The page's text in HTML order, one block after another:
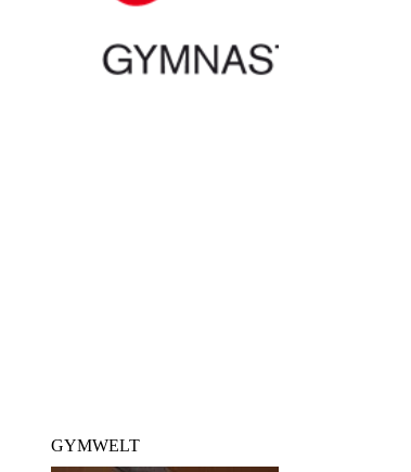
GYMWELT